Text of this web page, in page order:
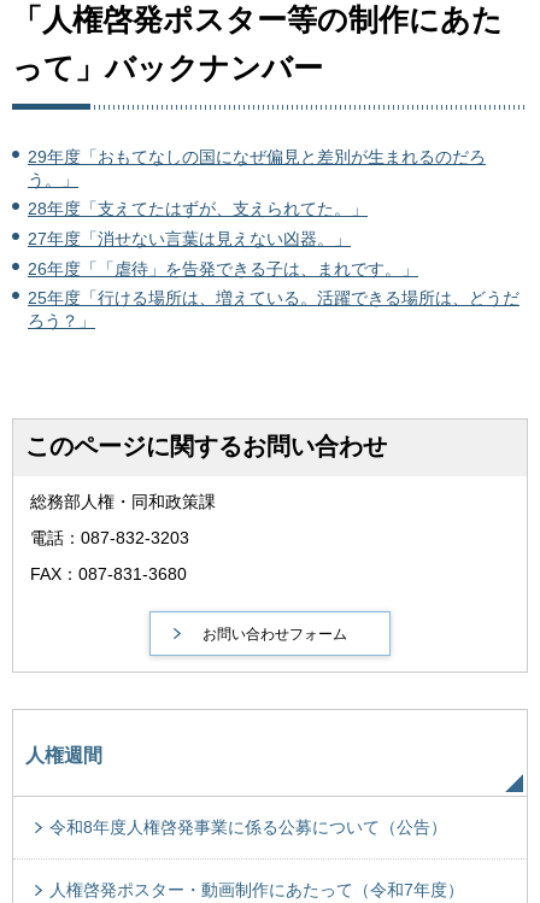
「人権啓発ポスター等の制作にあた
って」バックナンバー
29年度「おもてなしの国になぜ偏見と差別が生まれるのだろ
う。」
28年度「支えてたはずが、支えられてた。」
27年度「消せない言葉は見えない凶器。」
26年度「「虐待」を告発できる子は、まれです。」
25年度「行ける場所は、増えている。活躍できる場所は、どうだ
ろう？」
このページに関するお問い合わせ
総務部人権・同和政策課
電話：087-832-3203
FAX：087-831-3680
人権週間
令和8年度人権啓発事業に係る公募について（公告）
人権啓発ポスター・動画制作にあたって（令和7年度）